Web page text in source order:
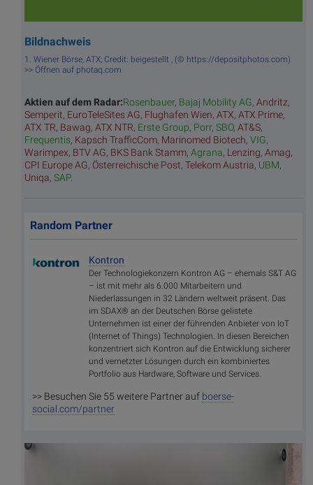
Bildnachweis
1. Wiener Börse, ATX; Credit: beigestellt , (© https://depositphotos.com)
>> Öffnen auf photaq.com
Aktien auf dem Radar:Rosenbauer, Bajaj Mobility AG, Andritz,
Semperit, EuroTeleSites AG, Flughafen Wien, ATX, ATX Prime,
ATX TR, Bawag, ATX NTR, Erste Group, Porr, SBO, AT&S,
Frequentis, Kapsch TrafficCom, Marinomed Biotech, VIG,
Warimpex, BTV AG, BKS Bank Stamm, Agrana, Lenzing, Amag,
CPI Europe AG, Österreichische Post, Telekom Austria, UBM,
Uniqa, SAP.
Random Partner
Kontron
Der Technologiekonzern Kontron AG – ehemals S&T AG
– ist mit mehr als 6.000 Mitarbeitern und
Niederlassungen in 32 Ländern weltweit präsent. Das
im SDAX® an der Deutschen Börse gelistete
Unternehmen ist einer der führenden Anbieter von IoT
(Internet of Things) Technologien. In diesen Bereichen
konzentriert sich Kontron auf die Entwicklung sicherer
und vernetzter Lösungen durch ein kombiniertes
Portfolio aus Hardware, Software und Services.
>> Besuchen Sie 55 weitere Partner auf boerse-
social.com/partner